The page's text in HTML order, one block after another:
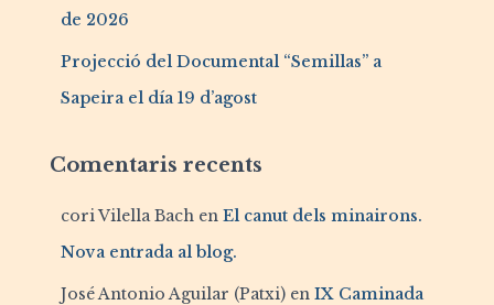
de 2026
Projecció del Documental “Semillas” a
Sapeira el día 19 d’agost
Comentaris recents
cori Vilella Bach en El canut dels minairons.
Nova entrada al blog.
José Antonio Aguilar (Patxi) en IX Caminada